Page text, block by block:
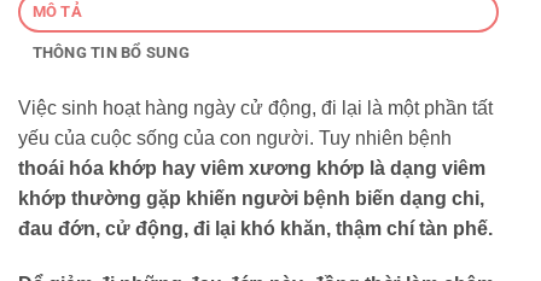
MÔ TẢ
THÔNG TIN BỔ SUNG
Việc sinh hoạt hàng ngày cử động, đi lại là một phần tất
yếu của cuộc sống của con người. Tuy nhiên bệnh
thoái hóa khớp hay viêm xương khớp là dạng viêm
khớp thường gặp khiến người bệnh biến dạng chi,
đau đớn, cử động, đi lại khó khăn, thậm chí tàn phế.